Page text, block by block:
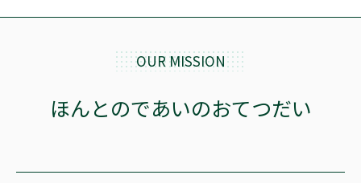
OUR MISSION
ほんとのであいのおてつだい